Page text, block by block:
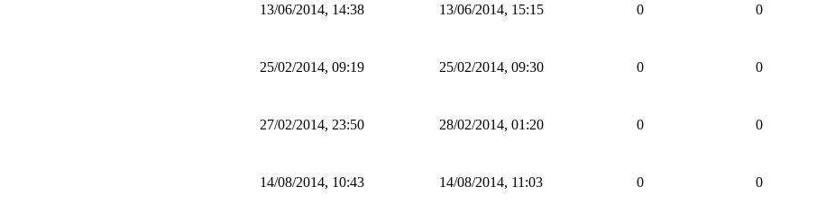
13/06/2014, 14:38 13/06/2014, 15:15 0 0
25/02/2014, 09:19 25/02/2014, 09:30 0 0
27/02/2014, 23:50 28/02/2014, 01:20 0 0
14/08/2014, 10:43 14/08/2014, 11:03 0 0